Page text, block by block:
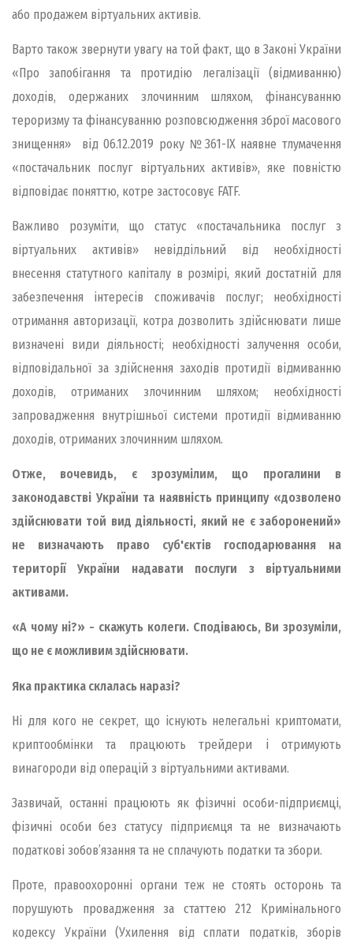
або продажем віртуальних активів.
Варто також звернути увагу на той факт, що в Законі України
«Про запобігання та протидію легалізації (відмиванню)
доходів, одержаних злочинним шляхом, фінансуванню
тероризму та фінансуванню розповсюдження зброї масового
знищення» від 06.12.2019 року №361-IX наявне тлумачення
«постачальник послуг віртуальних активів», яке повністю
відповідає поняттю, котре застосовує FATF.
Важливо розуміти, що статус «постачальника послуг з
віртуальних активів» невіддільний від необхідності
внесення статутного капіталу в розмірі, який достатній для
забезпечення інтересів споживачів послуг; необхідності
отримання авторизації, котра дозволить здійснювати лише
визначені види діяльності; необхідності залучення особи,
відповідальної за здійснення заходів протидії відмиванню
доходів, отриманих злочинним шляхом; необхідності
запровадження внутрішньої системи протидії відмиванню
доходів, отриманих злочинним шляхом.
Отже, вочевидь, є зрозумілим, що прогалини в
законодавстві України та наявність принципу «дозволено
здійснювати той вид діяльності, який не є заборонений»
не визначають право суб'єктів господарювання на
території України надавати послуги з віртуальними
активами.
«А чому ні?» - скажуть колеги. Сподіваюсь, Ви зрозуміли,
що не є можливим здійснювати.
Яка практика склалась наразі?
Ні для кого не секрет, що існують нелегальні криптомати,
криптообмінки та працюють трейдери і отримують
винагороди від операцій з віртуальними активами.
Зазвичай, останні працюють як фізичні особи-підприємці,
фізичні особи без статусу підприємця та не визначають
податкові зобов’язання та не сплачують податки та збори.
Проте, правоохоронні органи теж не стоять осторонь та
порушують провадження за статтею 212 Кримінального
кодексу України (Ухилення від сплати податків, зборів